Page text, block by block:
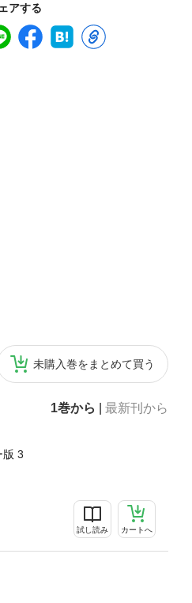
アする
未購入巻をまとめて買う
1巻から 最新刊から
版 3
試し読み カートへ